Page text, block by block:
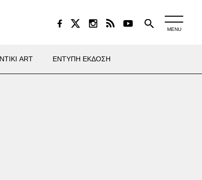
MENU
ART ΕΝΤΥΠΗ ΕΚΔΟΣΗ